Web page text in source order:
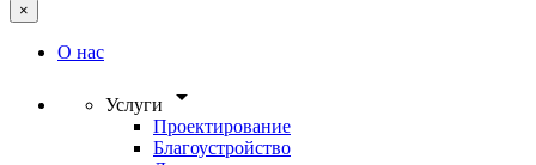
×
О нас
Услуги arrow_drop_down
Проектирование
Благоустройство